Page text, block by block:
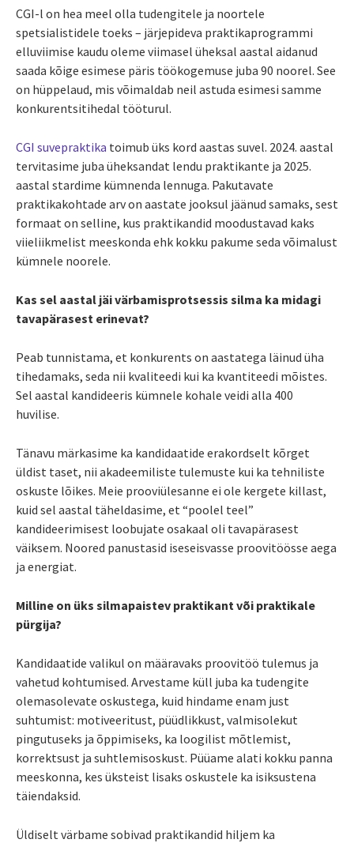
CGI-l on hea meel olla tudengitele ja noortele
spetsialistidele toeks – järjepideva praktikaprogrammi
elluviimise kaudu oleme viimasel üheksal aastal aidanud
saada kõige esimese päris töökogemuse juba 90 noorel. See
on hüppelaud, mis võimaldab neil astuda esimesi samme
konkurentsitihedal tööturul.
CGI suvepraktika toimub üks kord aastas suvel. 2024. aastal
tervitasime juba üheksandat lendu praktikante ja 2025.
aastal stardime kümnenda lennuga. Pakutavate
praktikakohtade arv on aastate jooksul jäänud samaks, sest
formaat on selline, kus praktikandid moodustavad kaks
viieliikmelist meeskonda ehk kokku pakume seda võimalust
kümnele noorele.
Kas sel aastal jäi värbamisprotsessis silma ka midagi
tavapärasest erinevat?
Peab tunnistama, et konkurents on aastatega läinud üha
tihedamaks, seda nii kvaliteedi kui ka kvantiteedi mõistes.
Sel aastal kandideeris kümnele kohale veidi alla 400
huvilise.
Tänavu märkasime ka kandidaatide erakordselt kõrget
üldist taset, nii akadeemiliste tulemuste kui ka tehniliste
oskuste lõikes. Meie prooviülesanne ei ole kergete killast,
kuid sel aastal täheldasime, et “poolel teel”
kandideerimisest loobujate osakaal oli tavapärasest
väiksem. Noored panustasid iseseisvasse proovitöösse aega
ja energiat.
Milline on üks silmapaistev praktikant või praktikale
pürgija?
Kandidaatide valikul on määravaks proovitöö tulemus ja
vahetud kohtumised. Arvestame küll juba ka tudengite
olemasolevate oskustega, kuid hindame enam just
suhtumist: motiveeritust, püüdlikkust, valmisolekut
pingutuseks ja õppimiseks, ka loogilist mõtlemist,
korrektsust ja suhtlemisoskust. Püüame alati kokku panna
meeskonna, kes üksteist lisaks oskustele ka isiksustena
täiendaksid.
Üldiselt värbame sobivad praktikandid hiljem ka